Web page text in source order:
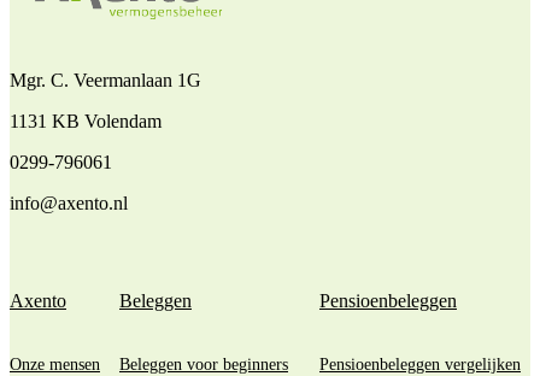
Mgr. C. Veermanlaan 1G
1131 KB Volendam
0299-796061
info@axento.nl
Axento
Onze mensen
Beleggen
Beleggen voor beginners
Pensioenbeleggen
Pensioenbeleggen vergelijken